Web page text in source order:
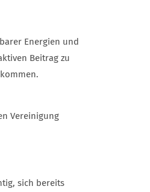
Energien und
Beitrag zu
Vereinigung
sich bereits